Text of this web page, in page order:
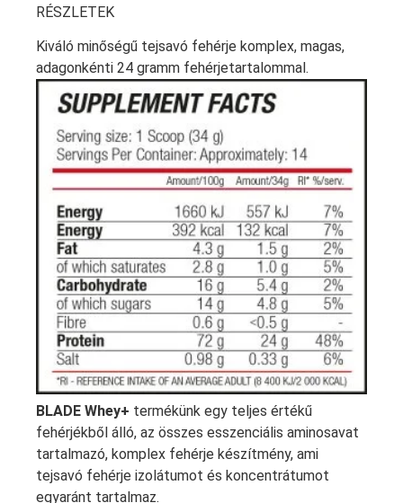
RÉSZLETEK
Kiváló minőségű tejsavó fehérje komplex, magas,
adagonkénti 24 gramm fehérjetartalommal.
BLADE Whey+ termékünk egy teljes értékű
fehérjékből álló, az összes esszenciális aminosavat
tartalmazó, komplex fehérje készítmény, ami
tejsavó fehérje izolátumot és koncentrátumot
egyaránt tartalmaz.